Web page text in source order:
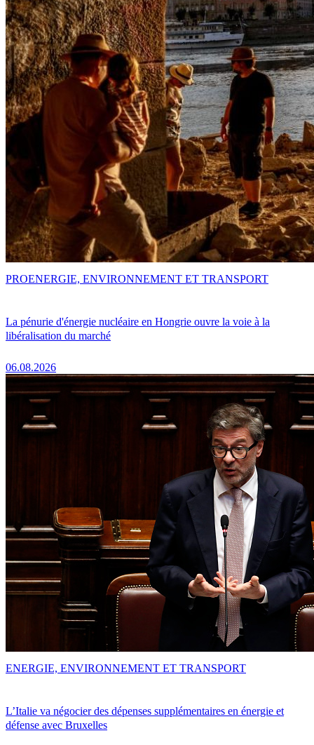
La pénurie d'énergie nucléaire en Hongrie ouvre la voie à la
libéralisation du marché
06.08.2026
PROENERGIE, ENVIRONNEMENT ET TRANSPORT
L’Italie va négocier des dépenses supplémentaires en énergie et
défense avec Bruxelles
ENERGIE, ENVIRONNEMENT ET TRANSPORT